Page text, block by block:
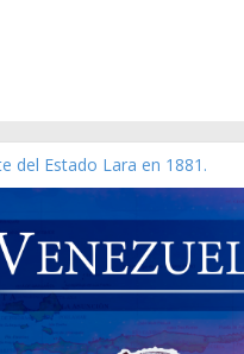
del Estado Lara en 1881.
de marzo de 2006 N° 38.394